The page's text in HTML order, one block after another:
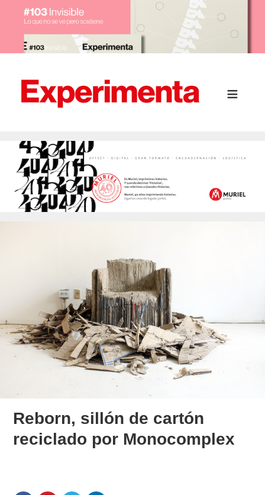
Reborn, sillón de cartón
reciclado por Monocomplex